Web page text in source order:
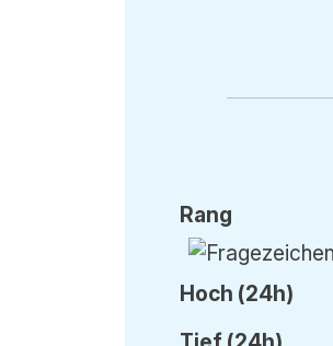
Rang
Hoch (24h)